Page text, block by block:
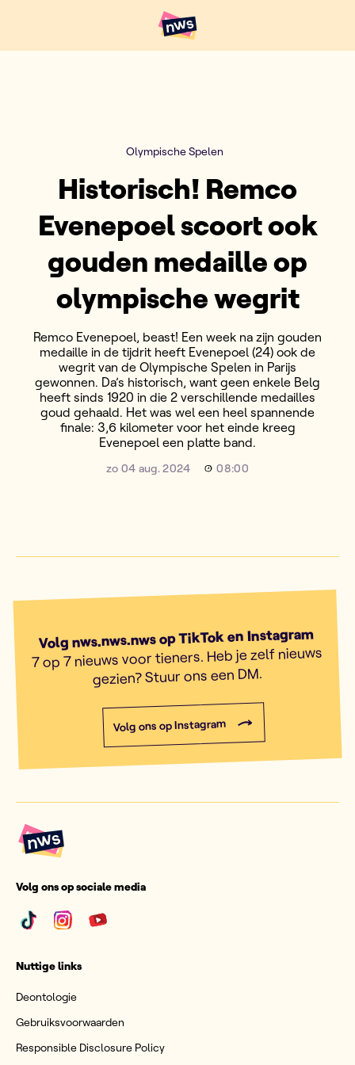
Hoofdpunten VRT NWS
Olympische Spelen
Historisch! Remco
Evenepoel scoort ook
gouden medaille op
olympische wegrit
Remco Evenepoel, beast! Een week na zijn gouden
medaille in de tijdrit heeft Evenepoel (24) ook de
wegrit van de Olympische Spelen in Parijs
gewonnen. Da’s historisch, want geen enkele Belg
heeft sinds 1920 in die 2 verschillende medailles
goud gehaald. Het was wel een heel spannende
finale: 3,6 kilometer voor het einde kreeg
Evenepoel een platte band.
zo 04 aug. 2024 08:00
Volg nws.nws.nws op TikTok en Instagram
7 op 7 nieuws voor tieners. Heb je zelf nieuws
gezien? Stuur ons een DM.
Volg ons op Instagram
Volg ons op sociale media
Nuttige links
Deontologie
Gebruiksvoorwaarden
Responsible Disclosure Policy